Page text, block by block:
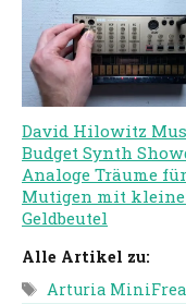
David Hilowitz
Budget Synth
Analoge Träume
Mutigen mit
Geldbeutel
Alle Artikel zu:
Tags
Arturia